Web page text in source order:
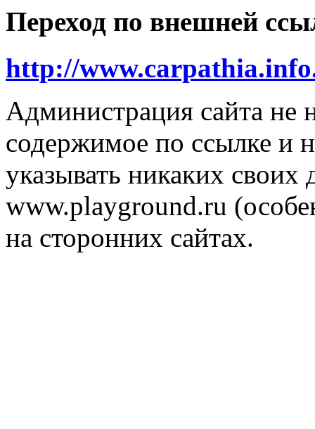
Переход по внешней
http://
Администрация сайта не
содержимое по ссылке и
указывать никаких
www.playground.ru
на сторонних сайтах.